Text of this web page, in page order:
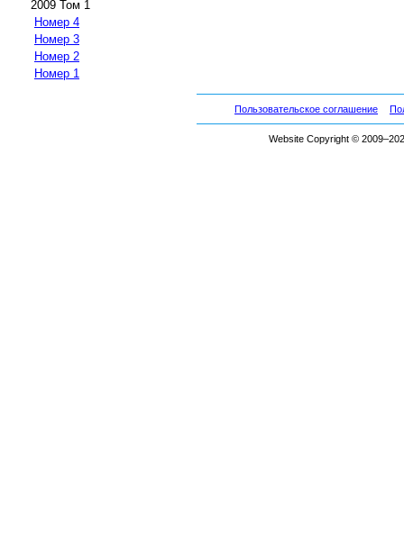
2009 Том 1
Номер 4
Номер 3
Номер 2
Номер 1
Пользовательское соглашение
Website Copyright ©